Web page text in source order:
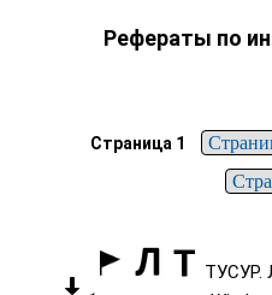
Рефераты по
Страница 1
ТУСУР.